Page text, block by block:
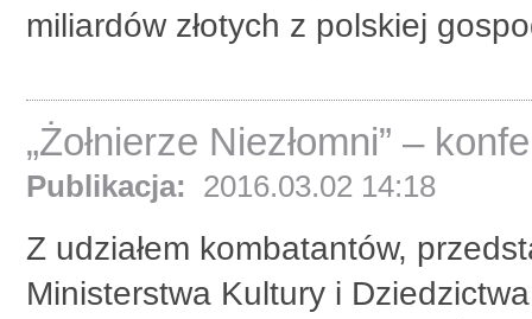
miliardów złotych z polskiej
„Żołnierze Niezłomni” –
Publikacja: 2016.03.02 14:18
Z udziałem kombatantów,
Ministerstwa Kultury i